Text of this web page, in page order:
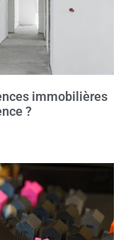
immobilières
?